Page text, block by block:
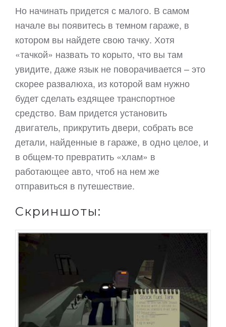
Но начинать придется с малого. В самом
начале вы появитесь в темном гараже, в
котором вы найдете свою тачку. Хотя
«тачкой» назвать то корыто, что вы там
увидите, даже язык не поворачивается – это
скорее развалюха, из которой вам нужно
будет сделать ездящее транспортное
средство. Вам придется установить
двигатель, прикрутить двери, собрать все
детали, найденные в гараже, в одно целое, и
в общем-то превратить «хлам» в
работающее авто, чтоб на нем же
отправиться в путешествие.
Скриншоты: